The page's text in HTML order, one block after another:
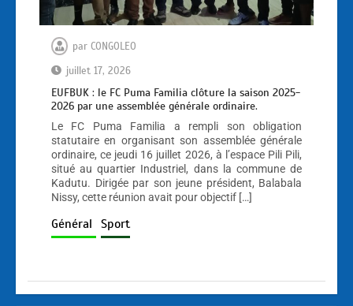
par CONGOLEO
juillet 17, 2026
EUFBUK : le FC Puma Familia clôture la saison 2025-
2026 par une assemblée générale ordinaire.
Le FC Puma Familia a rempli son obligation
statutaire en organisant son assemblée générale
ordinaire, ce jeudi 16 juillet 2026, à l’espace Pili Pili,
situé au quartier Industriel, dans la commune de
Kadutu. Dirigée par son jeune président, Balabala
Nissy, cette réunion avait pour objectif […]
Général Sport